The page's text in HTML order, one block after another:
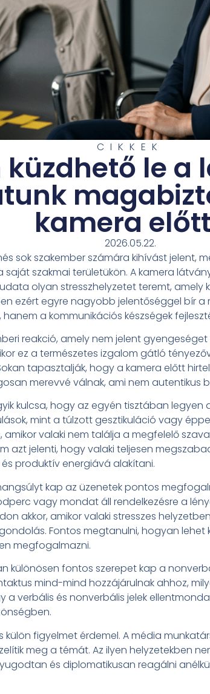
CIKKEK
küzdhető le a
kamera
2026.05.22.
sok szakember számára kihívást jelent,
szakmai területükön. A kamera
olyan stresszhelyzetet teremt,
ezért egyre nagyobb jelentőséggel bír
a kommunikációs készségek
reakció, amely nem jelent
ez a természetes izgalom gátló
tapasztalják, hogy a kamera előtt
merevvé válnak, ami nem autentikus
kulcsa, hogy az egyén tisztában legyen
mint a túlzott gesztikuláció vagy
amikor valaki nem találja a megfelelő
azt jelenti, hogy valaki teljesen
produktív energiává alakítani.
kap az üzenetek pontos
vagy mondat áll rendelkezésre a
akkor, amikor valaki stresszes
Fontos megtanulni, hogyan lehet
megfogalmazni.
különösen fontos szerepet kap a
mind-mind hozzájárulnak ahhoz,
a verbális és nonverbális jelek
külön figyelmet érdemel. A média
meg a témát. Az ilyen helyzetekben
és diplomatikusan reagálni